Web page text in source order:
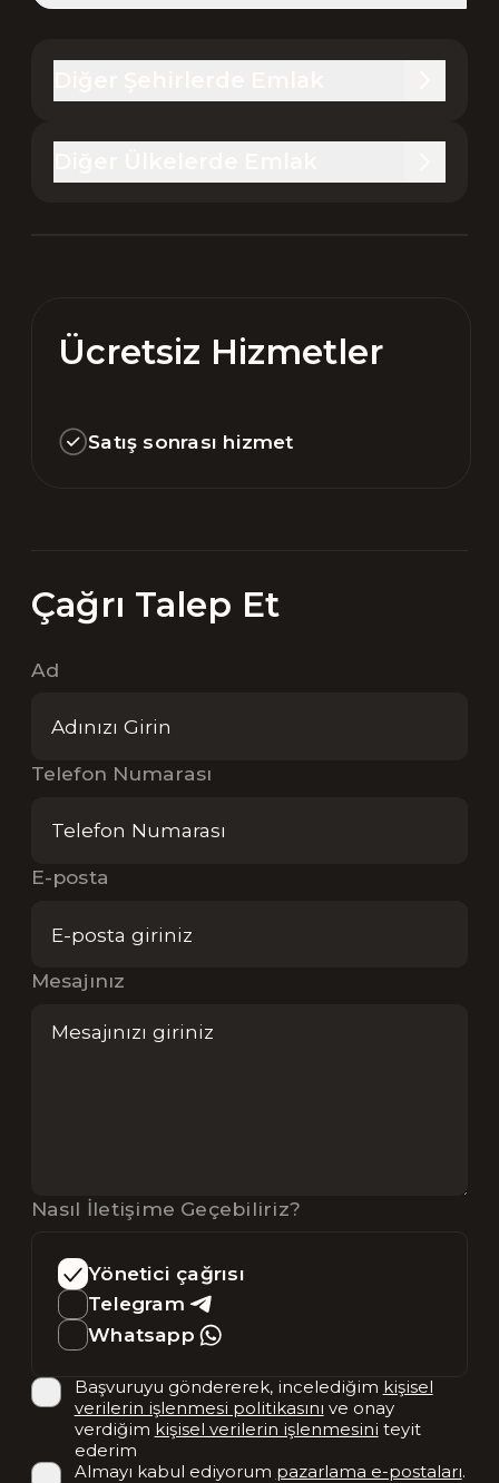
Ücretsiz Hizmetler
Satış sonrası hizmet
Çağrı Talep Et
Ad
Telefon Numarası
E-posta
Mesajınız
Nasıl İletişime Geçebiliriz?
Yönetici çağrısı
Telegram
Whatsapp
Başvuruyu göndererek, incelediğim kişisel
verilerin işlenmesi politikasını ve onay
verdiğim kişisel verilerin işlenmesini teyit
ederim
Almayı kabul ediyorum pazarlama e-postaları.